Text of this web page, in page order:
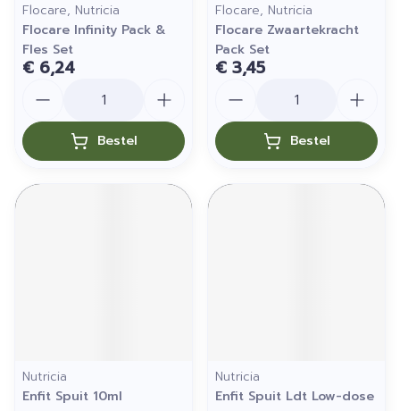
Flocare, Nutricia
Flocare Infinity Pack &
Fles Set
€ 6,24
Bestel
Flocare, Nutricia
Flocare Zwaartekracht
Pack Set
€ 3,45
Bestel
Nutricia
Enfit Spuit 10ml
Nutricia
Enfit Spuit Ldt Low-dose